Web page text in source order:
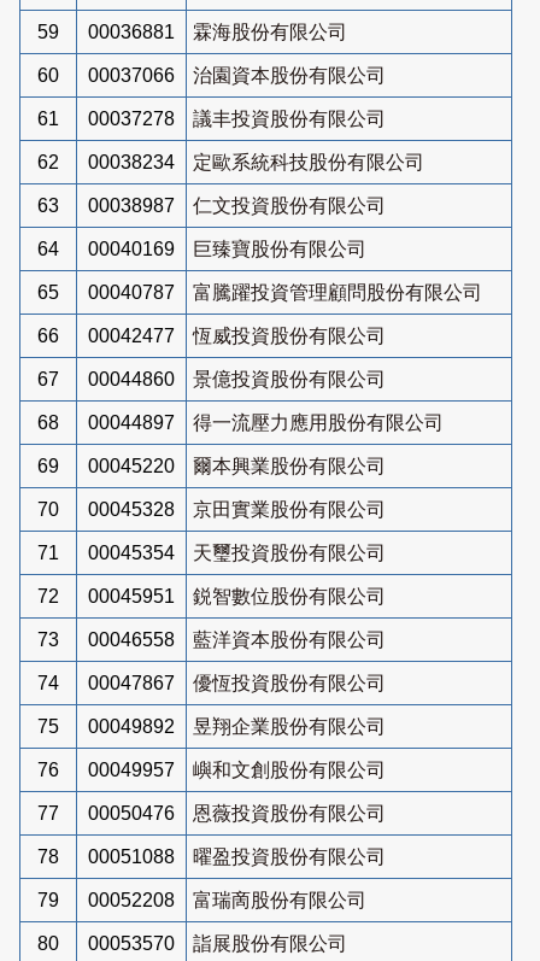
59 00036881 霖海股份有限公司
60 00037066 治園資本股份有限公司
61 00037278 議丰投資股份有限公司
62 00038234 定歐系統科技股份有限公司
63 00038987 仁文投資股份有限公司
64 00040169 巨臻寶股份有限公司
65 00040787 富騰躍投資管理顧問股份有限公司
66 00042477 恆威投資股份有限公司
67 00044860 景億投資股份有限公司
68 00044897 得一流壓力應用股份有限公司
69 00045220 爾本興業股份有限公司
70 00045328 京田實業股份有限公司
71 00045354 天璽投資股份有限公司
72 00045951 鋭智數位股份有限公司
73 00046558 藍洋資本股份有限公司
74 00047867 優恆投資股份有限公司
75 00049892 昱翔企業股份有限公司
76 00049957 嶼和文創股份有限公司
77 00050476 恩薇投資股份有限公司
78 00051088 曜盈投資股份有限公司
79 00052208 富瑞啇股份有限公司
80 00053570 詣展股份有限公司